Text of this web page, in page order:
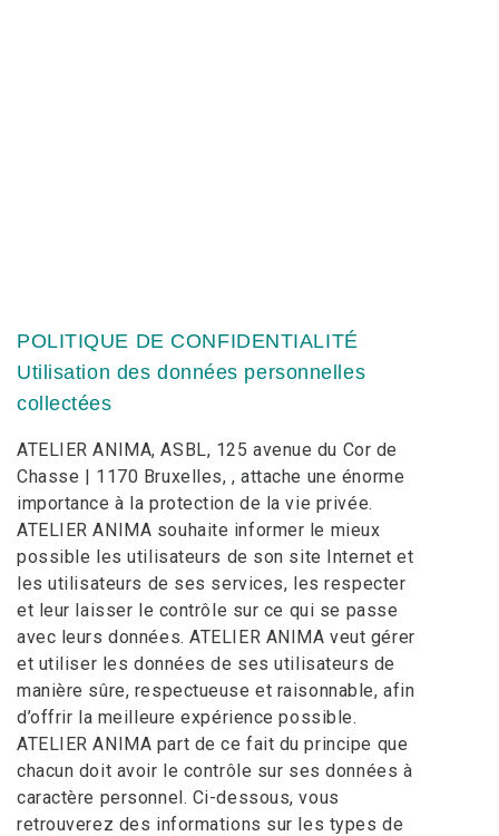
POLITIQUE DE CONFIDENTIALITÉ
Utilisation des données personnelles
collectées
ATELIER ANIMA, ASBL, 125 avenue du Cor de
Chasse | 1170 Bruxelles, , attache une énorme
importance à la protection de la vie privée.
ATELIER ANIMA souhaite informer le mieux
possible les utilisateurs de son site Internet et
les utilisateurs de ses services, les respecter
et leur laisser le contrôle sur ce qui se passe
avec leurs données. ATELIER ANIMA veut gérer
et utiliser les données de ses utilisateurs de
manière sûre, respectueuse et raisonnable, afin
d’offrir la meilleure expérience possible.
ATELIER ANIMA part de ce fait du principe que
chacun doit avoir le contrôle sur ses données à
caractère personnel. Ci-dessous, vous
retrouverez des informations sur les types de